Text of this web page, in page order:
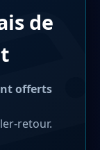
de
offerts
retour.